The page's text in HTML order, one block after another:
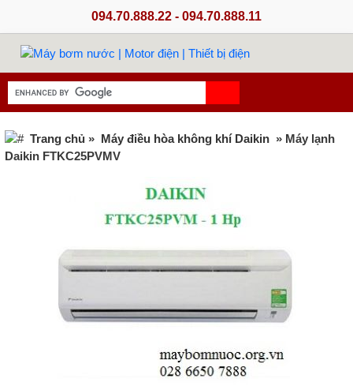
094.70.888.22 - 094.70.888.11
Trang chủ » Máy điều hòa không khí Daikin » Máy lạnh
Daikin FTKC25PVMV